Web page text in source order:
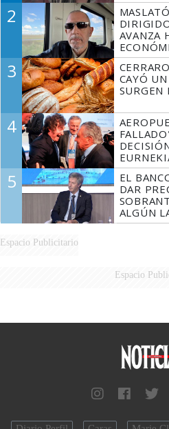
2
AVANZA
3
CAYÓ
SURGEN
4
5
EL
DAR
ALGÚN
Espacio Publicitario
Espacio